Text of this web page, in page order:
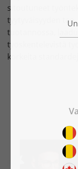
sitoutuneet
tyytyväisyyden tae.
tuotannossa,
työskentelevistä
korkeita